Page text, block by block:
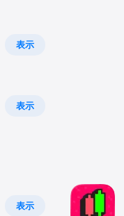
表示
表示
表示